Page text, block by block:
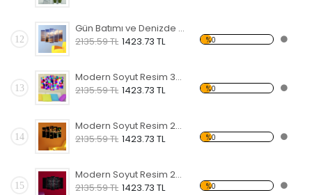
12
Gün Batımı ve Denizde Yelkenli Forex Tablo
2135.59 TL 1423.73 TL %0
13
Modern Soyut Resim 30 Forex Tablo
2135.59 TL 1423.73 TL %0
14
Modern Soyut Resim 29 Forex Tablo
2135.59 TL 1423.73 TL %0
15
Modern Soyut Resim 28 Forex Tablo
2135.59 TL 1423.73 TL %0